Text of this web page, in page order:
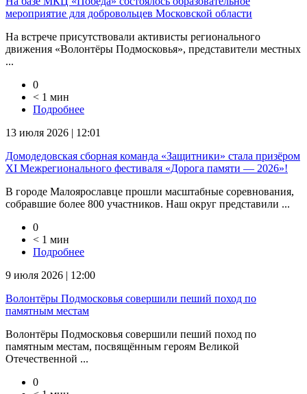
мероприятие для добровольцев Московской области
На встрече присутствовали активисты регионального
движения «Волонтёры Подмосковья», представители местных
...
0
< 1 мин
Подробнее
13 июля 2026 | 12:01
Домодедовская сборная команда «Защитники» стала призёром
XI Межрегионального фестиваля «Дорога памяти — 2026»!
В городе Малоярославце прошли масштабные соревнования,
собравшие более 800 участников. Наш округ представили ...
0
< 1 мин
Подробнее
9 июля 2026 | 12:00
Волонтёры Подмосковья совершили пеший поход по
памятным местам
Волонтёры Подмосковья совершили пеший поход по
памятным местам, посвящённым героям Великой
Отечественной ...
0